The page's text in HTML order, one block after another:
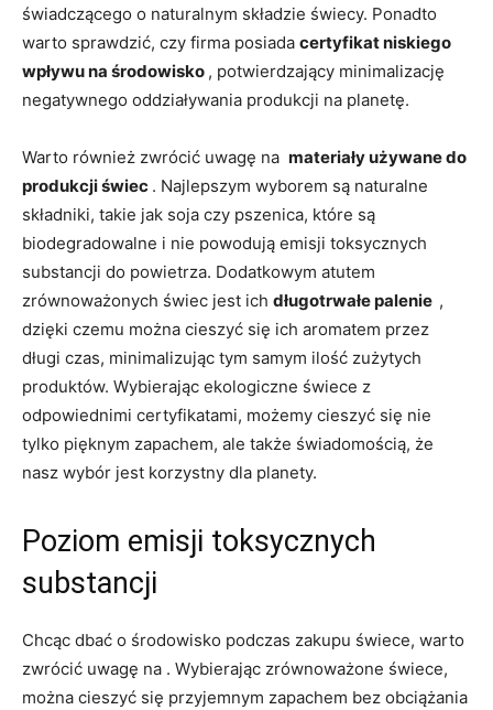
świadczącego o naturalnym składzie świecy. Ponadto
warto sprawdzić, czy firma posiada certyfikat niskiego
wpływu na środowisko , potwierdzający minimalizację
negatywnego oddziaływania ⁤produkcji⁤ na ⁣planetę.
Warto również zwrócić uwagę na ‍ ‌materiały używane do
produkcji‌ świec .‌ Najlepszym ​wyborem​ są naturalne
składniki,⁢ takie jak⁢ soja czy pszenica, które są
biodegradowalne i nie powodują emisji toksycznych
substancji do powietrza. Dodatkowym⁣ atutem
zrównoważonych świec jest ich ​długotrwałe palenie ⁣ ,
dzięki czemu⁤ można cieszyć się ‍ich ⁣aromatem przez
długi czas, minimalizując tym samym ilość zużytych
produktów. Wybierając ekologiczne świece z‍
odpowiednimi certyfikatami, możemy cieszyć się⁤ nie
tylko pięknym zapachem, ​ale‌ także świadomością, że
nasz wybór jest⁣ korzystny dla planety.
Poziom emisji toksycznych
substancji
Chcąc⁤ dbać o ⁣środowisko podczas zakupu świece, warto
zwrócić uwagę na . ‌Wybierając zrównoważone ⁣świece,
⁢można‍ cieszyć się przyjemnym zapachem bez obciążania